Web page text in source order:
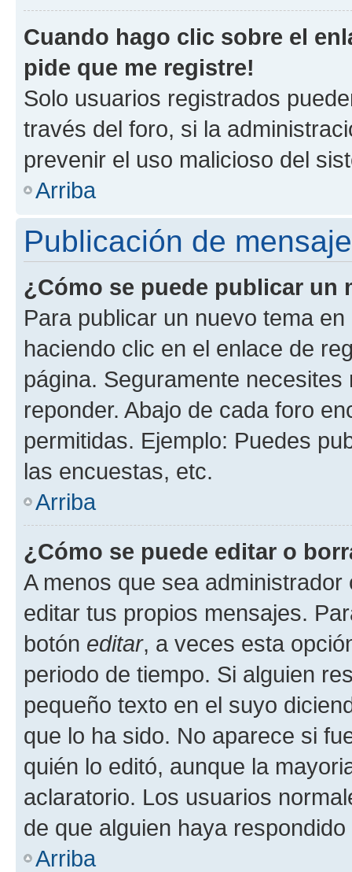
Cuando hago clic sobre el
pide que me registre!
Solo usuarios registrados
través del foro, si la
prevenir el uso malicioso del
Arriba
Publicación de
¿Cómo se puede publicar un
Para publicar un nuevo tema
haciendo clic en el enlace de
página. Seguramente
reponder. Abajo de cada foro
permitidas. Ejemplo: Puedes
las encuestas, etc.
Arriba
¿Cómo se puede editar o
A menos que sea
editar tus propios mensajes.
botón editar, a veces esta
periodo de tiempo. Si alguien
pequeño texto en el suyo
que lo ha sido. No aparece si
quién lo editó, aunque la
aclaratorio. Los usuarios
de que alguien haya
Arriba